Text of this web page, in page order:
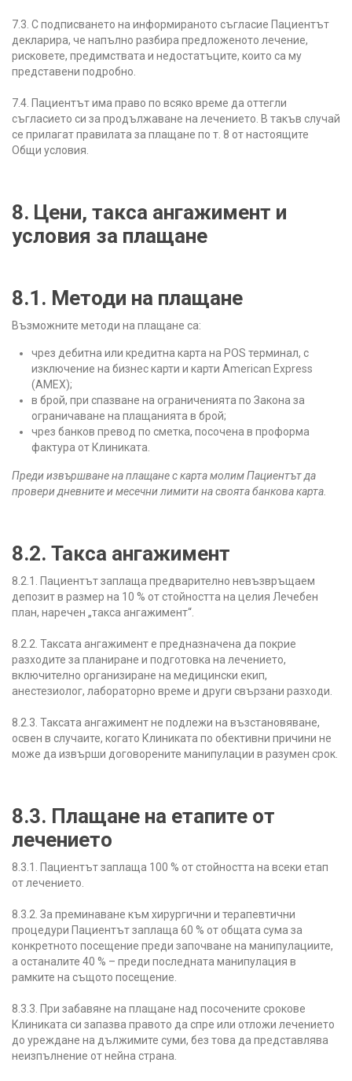
7.3. С подписването на информираното съгласие Пациентът
декларира, че напълно разбира предложеното лечение,
рисковете, предимствата и недостатъците, които са му
представени подробно.
7.4. Пациентът има право по всяко време да оттегли
съгласието си за продължаване на лечението. В такъв случай
се прилагат правилата за плащане по т. 8 от настоящите
Общи условия.
8. Цени, такса ангажимент и
условия за плащане
8.1. Методи на плащане
Възможните методи на плащане са:
чрез дебитна или кредитна карта на POS терминал, с
изключение на бизнес карти и карти American Express
(AMEX);
в брой, при спазване на ограниченията по Закона за
ограничаване на плащанията в брой;
чрез банков превод по сметка, посочена в проформа
фактура от Клиниката.
Преди извършване на плащане с карта молим Пациентът да
провери дневните и месечни лимити на своята банкова карта.
8.2. Такса ангажимент
8.2.1. Пациентът заплаща предварително невъзвръщаем
депозит в размер на 10 % от стойността на целия Лечебен
план, наречен „такса ангажимент“.
8.2.2. Таксата ангажимент е предназначена да покрие
разходите за планиране и подготовка на лечението,
включително организиране на медицински екип,
анестезиолог, лабораторно време и други свързани разходи.
8.2.3. Таксата ангажимент не подлежи на възстановяване,
освен в случаите, когато Клиниката по обективни причини не
може да извърши договорените манипулации в разумен срок.
8.3. Плащане на етапите от
лечението
8.3.1. Пациентът заплаща 100 % от стойността на всеки етап
от лечението.
8.3.2. За преминаване към хирургични и терапевтични
процедури Пациентът заплаща 60 % от общата сума за
конкретното посещение преди започване на манипулациите,
а останалите 40 % – преди последната манипулация в
рамките на същото посещение.
8.3.3. При забавяне на плащане над посочените срокове
Клиниката си запазва правото да спре или отложи лечението
до уреждане на дължимите суми, без това да представлява
неизпълнение от нейна страна.